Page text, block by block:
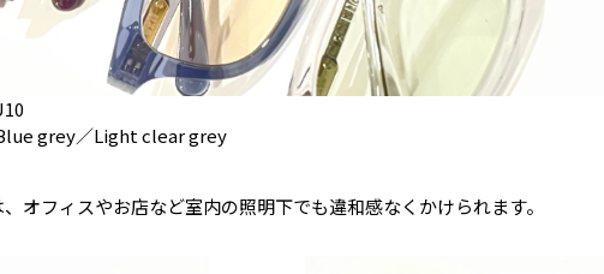
grey／Light clear grey
オフィスやお店など室内の照明下でも違和感なくかけられます。